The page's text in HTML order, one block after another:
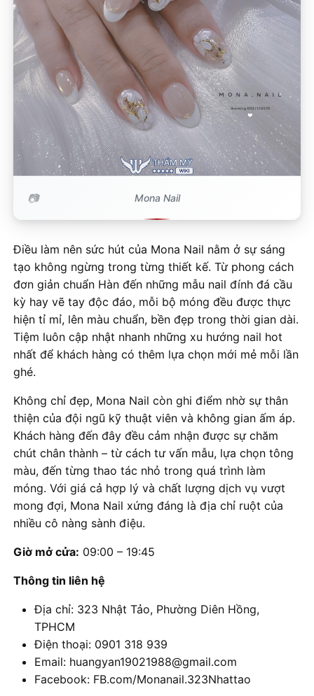
Mona Nail
Điều làm nên sức hút của Mona Nail nằm ở sự sáng
tạo không ngừng trong từng thiết kế. Từ phong cách
đơn giản chuẩn Hàn đến những mẫu nail đính đá cầu
kỳ hay vẽ tay độc đáo, mỗi bộ móng đều được thực
hiện tỉ mỉ, lên màu chuẩn, bền đẹp trong thời gian dài.
Tiệm luôn cập nhật nhanh những xu hướng nail hot
nhất để khách hàng có thêm lựa chọn mới mẻ mỗi lần
ghé.
Không chỉ đẹp, Mona Nail còn ghi điểm nhờ sự thân
thiện của đội ngũ kỹ thuật viên và không gian ấm áp.
Khách hàng đến đây đều cảm nhận được sự chăm
chút chân thành – từ cách tư vấn mẫu, lựa chọn tông
màu, đến từng thao tác nhỏ trong quá trình làm
móng. Với giá cả hợp lý và chất lượng dịch vụ vượt
mong đợi, Mona Nail xứng đáng là địa chỉ ruột của
nhiều cô nàng sành điệu.
Giờ mở cửa: 09:00 – 19:45
Thông tin liên hệ
Địa chỉ: 323 Nhật Tảo, Phường Diên Hồng,
TPHCM
Điện thoại: 0901 318 939
Email: huangyan19021988@gmail.com
Facebook: FB.com/Monanail.323Nhattao